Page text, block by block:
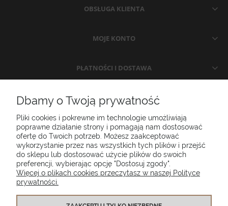
OBSŁUGA KLIENTA
MOJE KONTO
PŁATNOŚCI I DOSTAWA
INFORMACJE
O NAS
Poduszki ogrodowe Setgarden.com | Lubelska 1A, 10-409 Olsztyn |
NIP: 7391986025
(+48) 885 281 885 biuro@setgarden.com
Dbamy o Twoją prywatność
Pliki cookies i pokrewne im technologie umożliwiają
poprawne działanie strony i pomagają nam dostosować
ofertę do Twoich potrzeb. Możesz zaakceptować
wykorzystanie przez nas wszystkich tych plików i przejść
do sklepu lub dostosować użycie plików do swoich
preferencji, wybierając opcję "Dostosuj zgody".
Więcej o plikach cookies przeczytasz w naszej Polityce
prywatności.